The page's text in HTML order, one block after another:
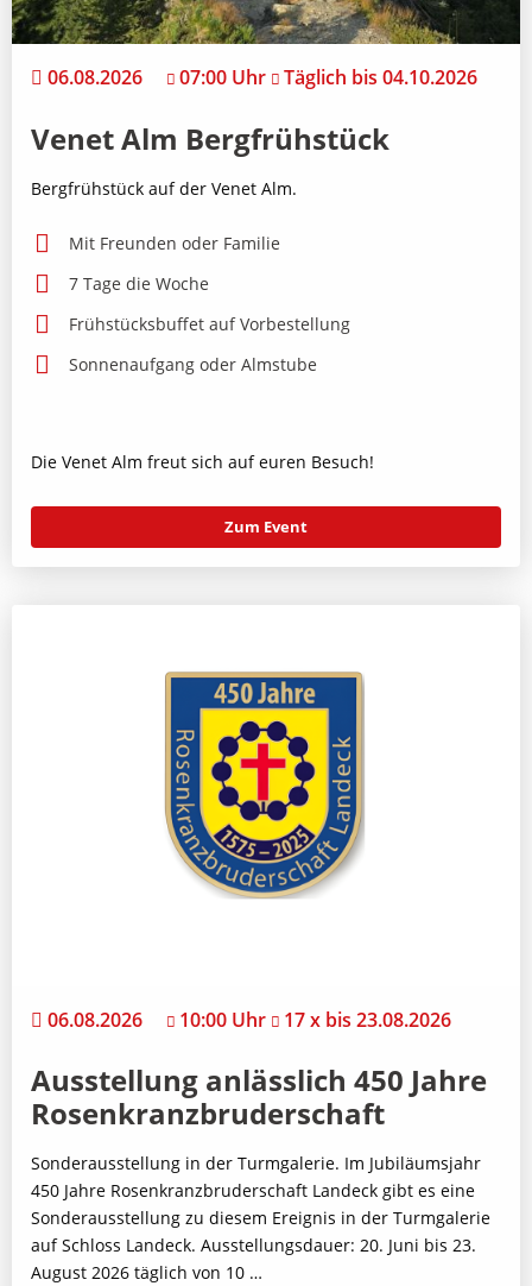
06.08.2026 07:00 Uhr Täglich bis 04.10.2026
Venet Alm Bergfrühstück
Bergfrühstück auf der Venet Alm.
Mit Freunden oder Familie
7 Tage die Woche
Frühstücksbuffet auf Vorbestellung
Sonnenaufgang oder Almstube
Die Venet Alm freut sich auf euren Besuch!
Zum Event
06.08.2026 10:00 Uhr 17 x bis 23.08.2026
Ausstellung anlässlich 450 Jahre
Rosenkranzbruderschaft
Sonderausstellung in der Turmgalerie. Im Jubiläumsjahr
450 Jahre Rosenkranzbruderschaft Landeck gibt es eine
Sonderausstellung zu diesem Ereignis in der Turmgalerie
auf Schloss Landeck. Ausstellungsdauer: 20. Juni bis 23.
August 2026 täglich von 10 …